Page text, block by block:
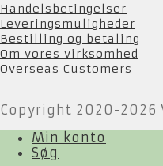
Handelsbetingelser
Leveringsmuligheder
Bestilling og betaling
Om vores virksomhed
Overseas Customers
Copyright 2020-2026
Min konto
Søg